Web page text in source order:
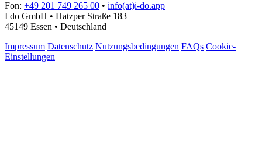
Fon: +49 201 749 265 00 • info(at)i-do.app
I do GmbH • Hatzper Straße 183
45149 Essen • Deutschland
Impressum Datenschutz Nutzungsbedingungen FAQs Cookie-
Einstellungen